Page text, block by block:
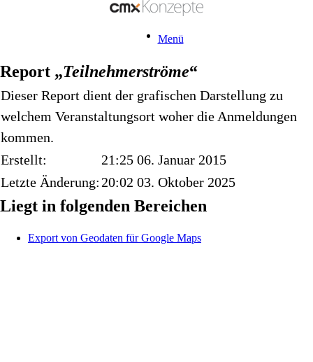
Menü
Report „Teilnehmerströme“
Dieser Report dient der grafischen Darstellung zu
welchem Veranstaltungsort woher die Anmeldungen
kommen.
Erstellt:
21:25 06. Januar 2015
Letzte Änderung: 20:02 03. Oktober 2025
Liegt in folgenden Bereichen
Export von Geodaten für Google Maps